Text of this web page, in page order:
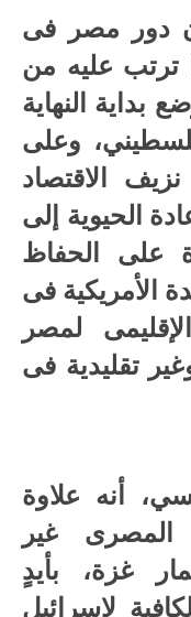
دور مصر فى
عليه من
النهاية
وعلى
الاقتصاد
الحيوية إلى
على الحفاظ
الأمريكية فى
لمصر
تقليدية فى
أنه علاوة
غير
غزة، بأيدٍ
لإسرائيل